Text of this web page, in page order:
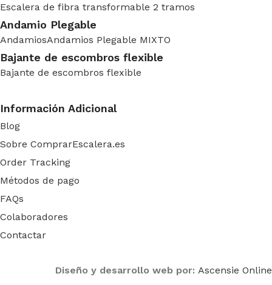
Escalera de fibra transformable 2 tramos
Andamio Plegable
AndamiosAndamios Plegable MIXTO
Bajante de escombros flexible
Bajante de escombros flexible
Información Adicional
Blog
Sobre ComprarEscalera.es
Order Tracking
Métodos de pago
FAQs
Colaboradores
Contactar
Diseño y desarrollo web por: Ascensie Online